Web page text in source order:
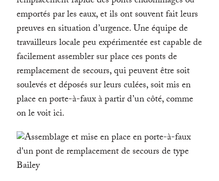
emportés par les eaux, et ils ont souvent fait leurs
preuves en situation d’urgence. Une équipe de
travailleurs locale peu expérimentée est capable de
facilement assembler sur place ces ponts de
remplacement de secours, qui peuvent être soit
soulevés et déposés sur leurs culées, soit mis en
place en porte-à-faux à partir d’un côté, comme
on le voit ici.